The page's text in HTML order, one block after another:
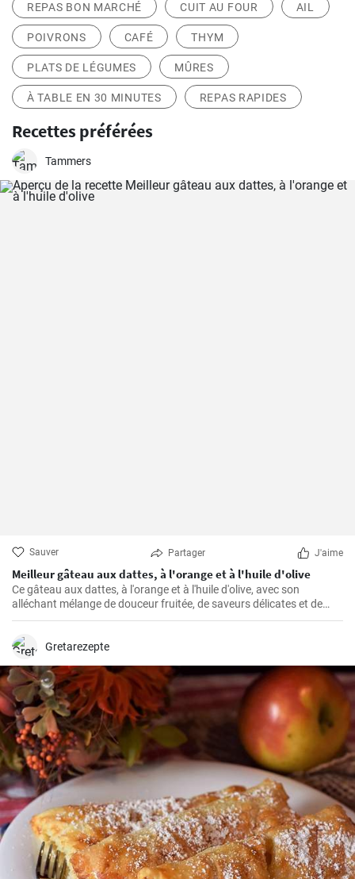
REPAS BON MARCHÉ CUIT AU FOUR AIL
POIVRONS CAFÉ THYM
PLATS DE LÉGUMES MÛRES
À TABLE EN 30 MINUTES REPAS RAPIDES
Recettes préférées
Tammers
Sauver Partager J'aime
Meilleur gâteau aux dattes, à l'orange et à l'huile d'olive
Ce gâteau aux dattes, à l'orange et à l'huile d'olive, avec son
alléchant mélange de douceur fruitée, de saveurs délicates et de
texture moelleuse, ne manque jamais de rendre toute occasion
Gretarezepte